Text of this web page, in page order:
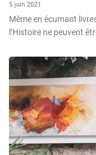
5 juin 2021
Même en écumant
l’Histoire ne peuvent